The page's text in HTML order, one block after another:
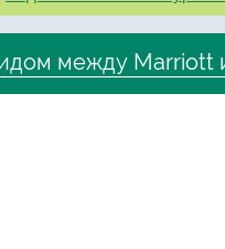
между Marriott